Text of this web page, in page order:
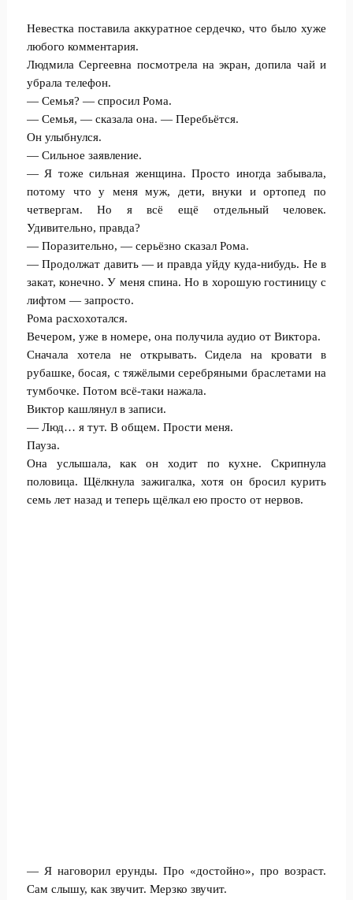
Невестка поставила аккуратное сердечко, что было хуже
любого комментария.
Людмила Сергеевна посмотрела на экран, допила чай и
убрала телефон.
— Семья? — спросил Рома.
— Семья, — сказала она. — Перебьётся.
Он улыбнулся.
— Сильное заявление.
— Я тоже сильная женщина. Просто иногда забывала,
потому что у меня муж, дети, внуки и ортопед по
четвергам. Но я всё ещё отдельный человек.
Удивительно, правда?
— Поразительно, — серьёзно сказал Рома.
— Продолжат давить — и правда уйду куда-нибудь. Не в
закат, конечно. У меня спина. Но в хорошую гостиницу с
лифтом — запросто.
Рома расхохотался.
Вечером, уже в номере, она получила аудио от Виктора.
Сначала хотела не открывать. Сидела на кровати в
рубашке, босая, с тяжёлыми серебряными браслетами на
тумбочке. Потом всё-таки нажала.
Виктор кашлянул в записи.
— Люд… я тут. В общем. Прости меня.
Пауза.
Она услышала, как он ходит по кухне. Скрипнула
половица. Щёлкнула зажигалка, хотя он бросил курить
семь лет назад и теперь щёлкал ею просто от нервов.
— Я наговорил ерунды. Про «достойно», про возраст.
Сам слышу, как звучит. Мерзко звучит.